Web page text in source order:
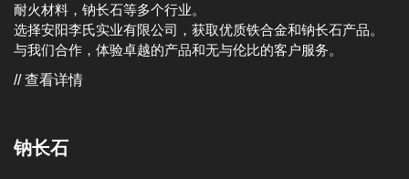
耐火材料，钠长石等多个行业。
选择安阳李氏实业有限公司，获取优质铁合金和钠长石产品。
与我们合作，体验卓越的产品和无与伦比的客户服务。
// 查看详情
钠长石